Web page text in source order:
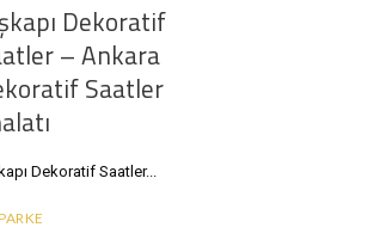
Dekoratif
– Ankara
Saatler
Dekoratif Saatler